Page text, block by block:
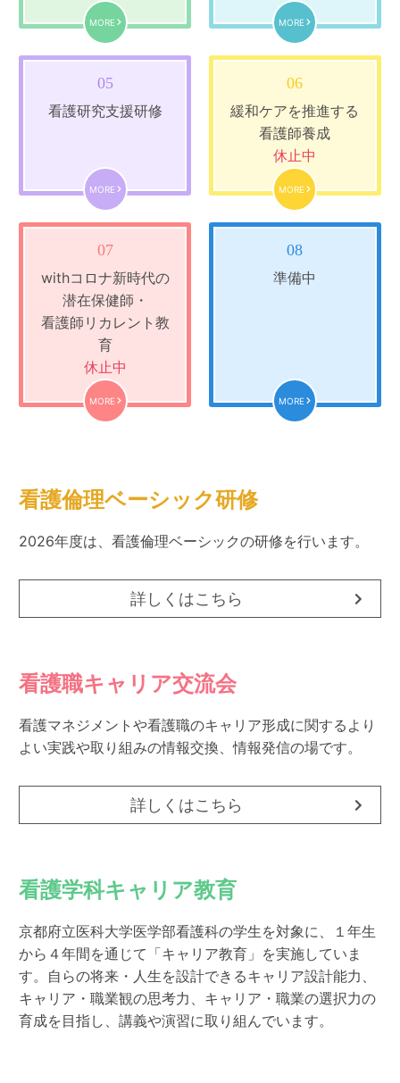
MORE MORE
05
看護研究支援研修
MORE
06
緩和ケアを推進する
看護師養成
休止中
MORE
07
withコロナ新時代の
潜在保健師・
看護師リカレント教
育
休止中
MORE
08
準備中
MORE
看護倫理ベーシック研修
2026年度は、看護倫理ベーシックの研修を行います。
詳しくはこちら
看護職キャリア交流会
看護マネジメントや看護職のキャリア形成に関するより
よい実践や取り組みの情報交換、情報発信の場です。
詳しくはこちら
看護学科キャリア教育
京都府立医科大学医学部看護科の学生を対象に、１年生
から４年間を通じて「キャリア教育」を実施していま
す。自らの将来・人生を設計できるキャリア設計能力、
キャリア・職業観の思考力、キャリア・職業の選択力の
育成を目指し、講義や演習に取り組んでいます。